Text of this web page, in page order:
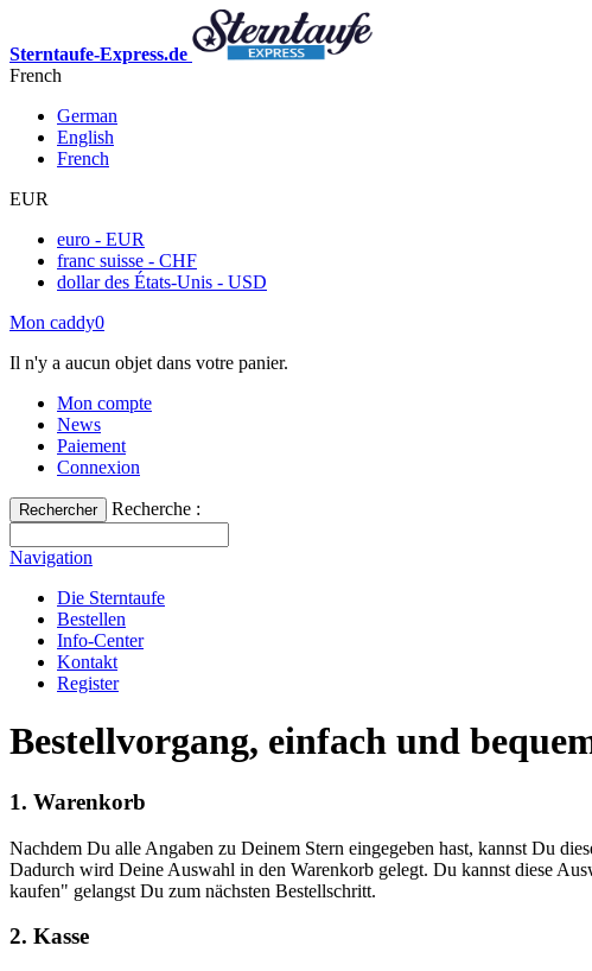
Sterntaufe-Express.de
French
German
English
French
EUR
euro - EUR
franc suisse - CHF
dollar des États-Unis - USD
Mon caddy0
Il n'y a aucun objet dans votre panier.
Mon compte
News
Paiement
Connexion
Rechercher Recherche :
Navigation
Die Sterntaufe
Bestellen
Info-Center
Kontakt
Register
Bestellvorgang, einfach und
1. Warenkorb
Nachdem Du alle Angaben zu Deinem Stern eingegeben hast, kannst Du
Dadurch wird Deine Auswahl in den Warenkorb gelegt. Du kannst diese
kaufen" gelangst Du zum nächsten Bestellschritt.
2. Kasse